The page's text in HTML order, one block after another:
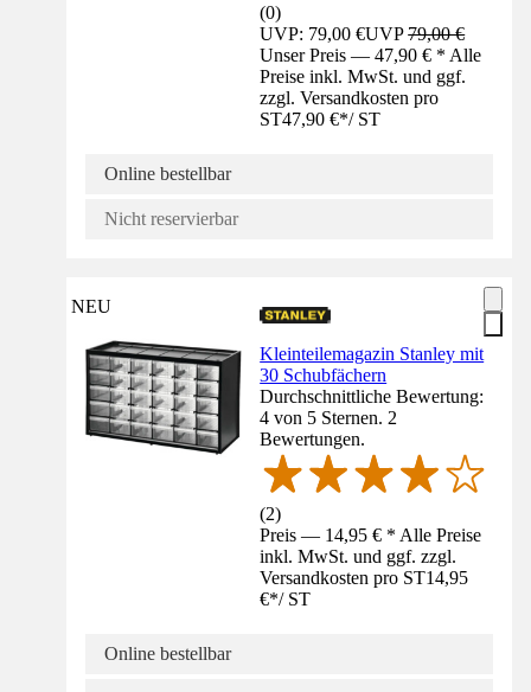
(0)
UVP: 79,00 €UVP79,00 €
Unser Preis — 47,90 € * Alle
Preise inkl. MwSt. und ggf.
zzgl. Versandkosten pro
ST47,90 €*/ ST
Online bestellbar
Nicht reservierbar
NEU
Kleinteilemagazin Stanley mit
30 Schubfächern
Durchschnittliche Bewertung:
4 von 5 Sternen. 2
Bewertungen.
(2)
Preis — 14,95 € * Alle Preise
inkl. MwSt. und ggf. zzgl.
Versandkosten pro ST14,95
€*/ ST
Online bestellbar